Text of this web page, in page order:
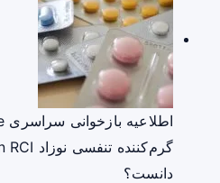
دانست؟